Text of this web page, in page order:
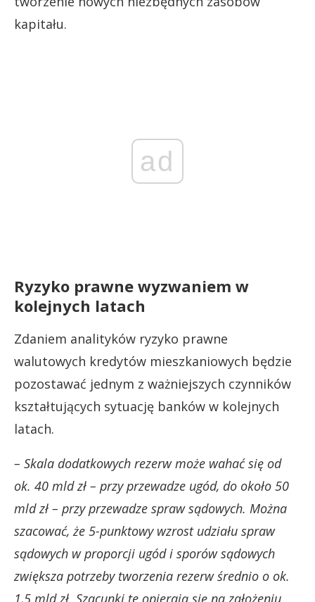
kapitału.
ad
Ryzyko prawne wyzwaniem w
kolejnych latach
Zdaniem analityków ryzyko prawne
walutowych kredytów mieszkaniowych będzie
pozostawać jednym z ważniejszych czynników
kształtujących sytuację banków w kolejnych
latach.
– Skala dodatkowych rezerw może wahać się od
ok. 40 mld zł – przy przewadze ugód, do około 50
mld zł – przy przewadze spraw sądowych. Można
szacować, że 5-punktowy wzrost udziału spraw
sądowych w proporcji ugód i sporów sądowych
zwiększa potrzeby tworzenia rezerw średnio o ok.
1,5 mld zł. Szacunki te opierają się na założeniu